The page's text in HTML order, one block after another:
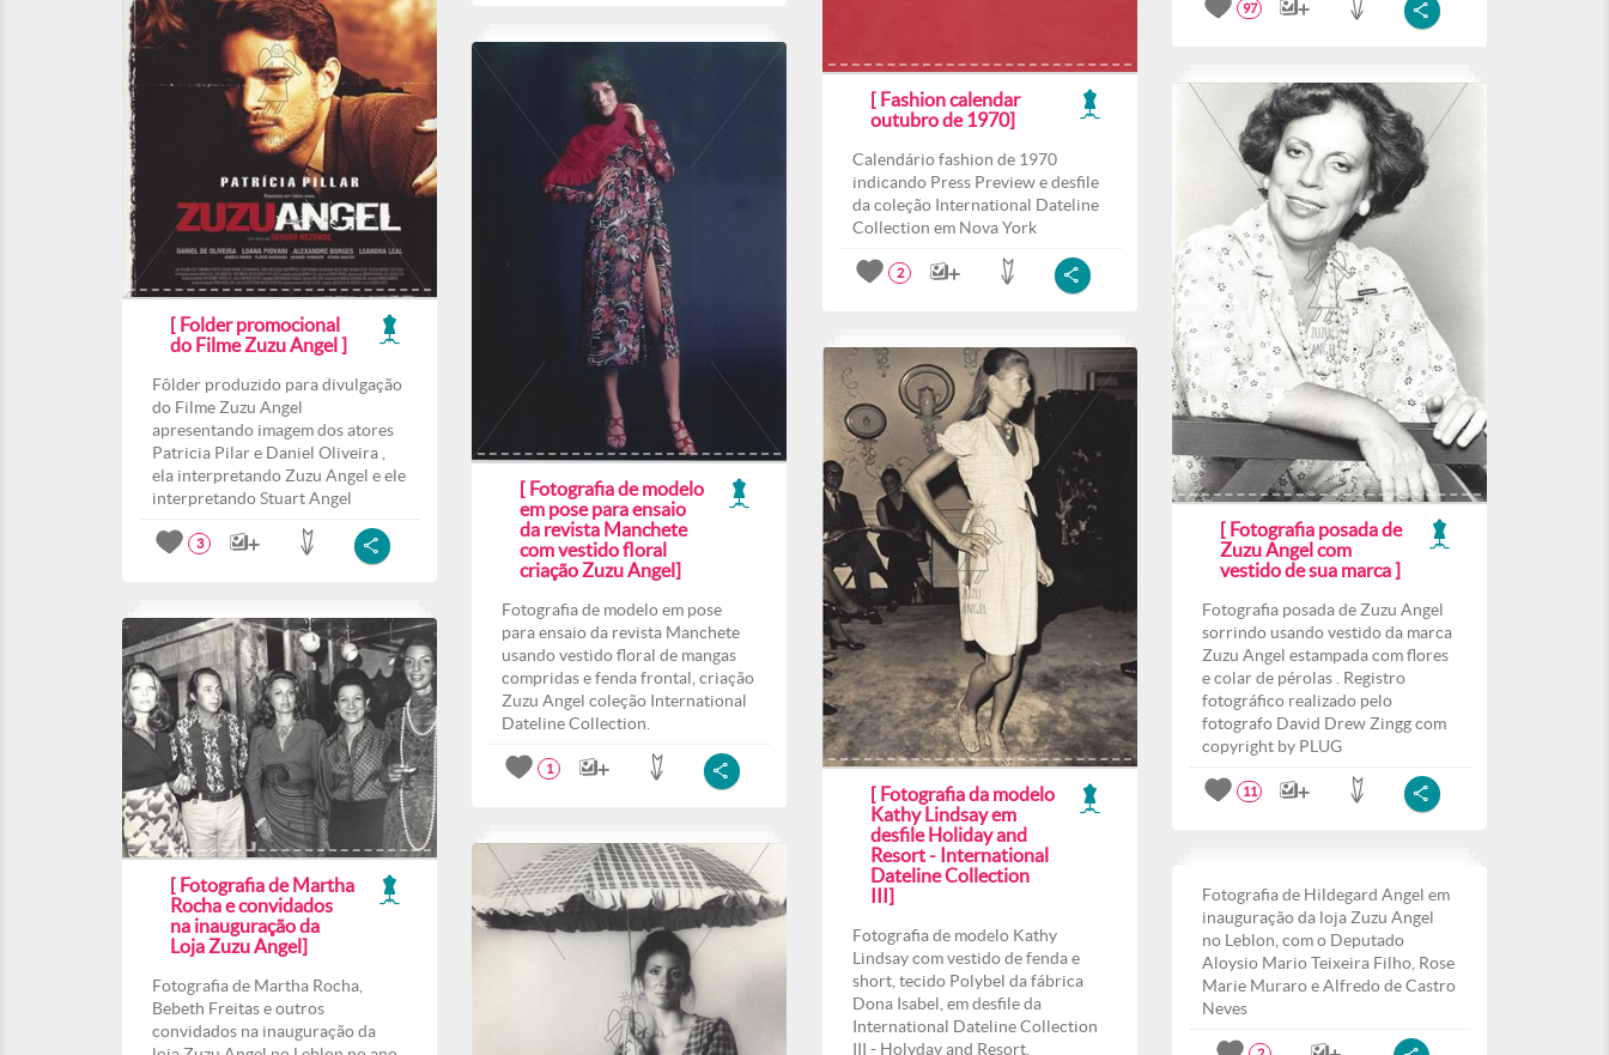
97
[ Fashion calendar
outubro de 1970]
Calendário fashion de 1970
indicando Press Preview e desfile
da coleção International Dateline
Collection em Nova York
2
[ Folder promocional
do Filme Zuzu Angel ]
Fôlder produzido para divulgação
do Filme Zuzu Angel
apresentando imagem dos atores
Patricia Pilar e Daniel Oliveira ,
ela interpretando Zuzu Angel e ele
interpretando Stuart Angel
3
[ Fotografia de modelo
em pose para ensaio
da revista Manchete
com vestido floral
criação Zuzu Angel]
Fotografia de modelo em pose
para ensaio da revista Manchete
usando vestido floral de mangas
compridas e fenda frontal, criação
Zuzu Angel coleção International
Dateline Collection.
1
[ Fotografia posada de
Zuzu Angel com
vestido de sua marca ]
Fotografia posada de Zuzu Angel
sorrindo usando vestido da marca
Zuzu Angel estampada com flores
e colar de pérolas . Registro
fotográfico realizado pelo
fotografo David Drew Zingg com
copyright by PLUG
11
[ Fotografia da modelo
Kathy Lindsay em
desfile Holiday and
Resort - International
Dateline Collection
III]
Fotografia de modelo Kathy
Lindsay com vestido de fenda e
short, tecido Polybel da fábrica
Dona Isabel, em desfile da
International Dateline Collection
III - Holyday and Resort.
[ Fotografia de Martha
Rocha e convidados
na inauguração da
Loja Zuzu Angel]
Fotografia de Martha Rocha,
Bebeth Freitas e outros
convidados na inauguração da
Fotografia de Hildegard Angel em
inauguração da loja Zuzu Angel
no Leblon, com o Deputado
Aloysio Mario Teixeira Filho, Rose
Marie Muraro e Alfredo de Castro
Neves